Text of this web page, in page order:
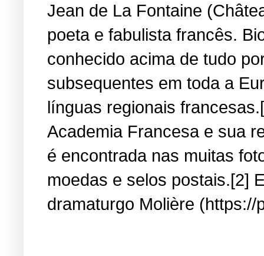
Jean de La Fontaine
poeta e fabulista francês.
conhecido acima de tudo
subsequentes em toda a
línguas regionais
Academia Francesa e sua
é encontrada nas muitas
moedas e selos postais.[2]
dramaturgo Molière